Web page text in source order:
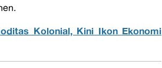
Kolonial, Kini Ikon Ekonomi